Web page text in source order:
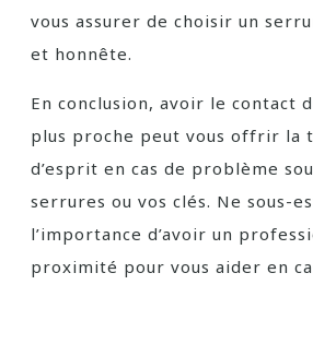
vous assurer de choisir un
et honnête.
En conclusion, avoir le contact
plus proche peut vous offrir la
d’esprit en cas de problème
serrures ou vos clés. Ne sous-
l’importance d’avoir un
proximité pour vous aider en